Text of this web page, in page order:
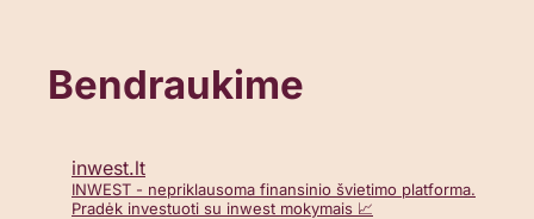
Bendraukime
inwest.lt
INWEST - nepriklausoma finansinio švietimo platforma.
Pradėk investuoti su inwest mokymais 📈